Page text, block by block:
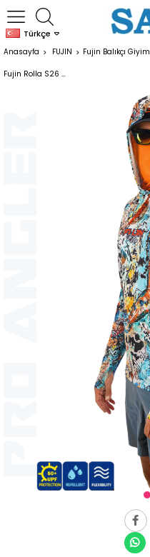
Türkçe
Anasayfa FUJIN Fujin Balıkçı Giyim
Fujin Rolla S26 Buff&Hoodie Makai Orange